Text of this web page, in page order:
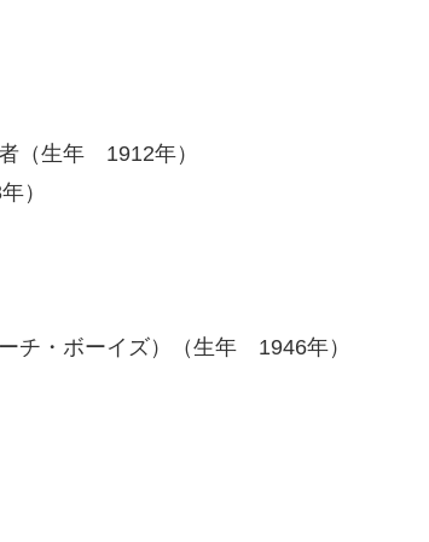
（生年 1912年）
）
チ・ボーイズ）（生年 1946年）